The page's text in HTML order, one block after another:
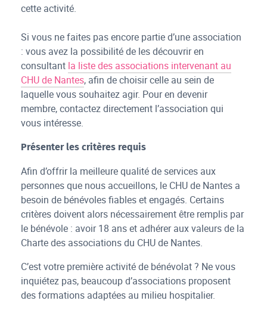
cette activité.
Si vous ne faites pas encore partie d’une association
: vous avez la possibilité de les découvrir en
consultant la liste des associations intervenant au
CHU de Nantes, afin de choisir celle au sein de
laquelle vous souhaitez agir. Pour en devenir
membre, contactez directement l’association qui
vous intéresse.
Présenter les critères requis
Afin d’offrir la meilleure qualité de services aux
personnes que nous accueillons, le CHU de Nantes a
besoin de bénévoles fiables et engagés. Certains
critères doivent alors nécessairement être remplis par
le bénévole : avoir 18 ans et adhérer aux valeurs de la
Charte des associations du CHU de Nantes.
C’est votre première activité de bénévolat ? Ne vous
inquiétez pas, beaucoup d’associations proposent
des formations adaptées au milieu hospitalier.